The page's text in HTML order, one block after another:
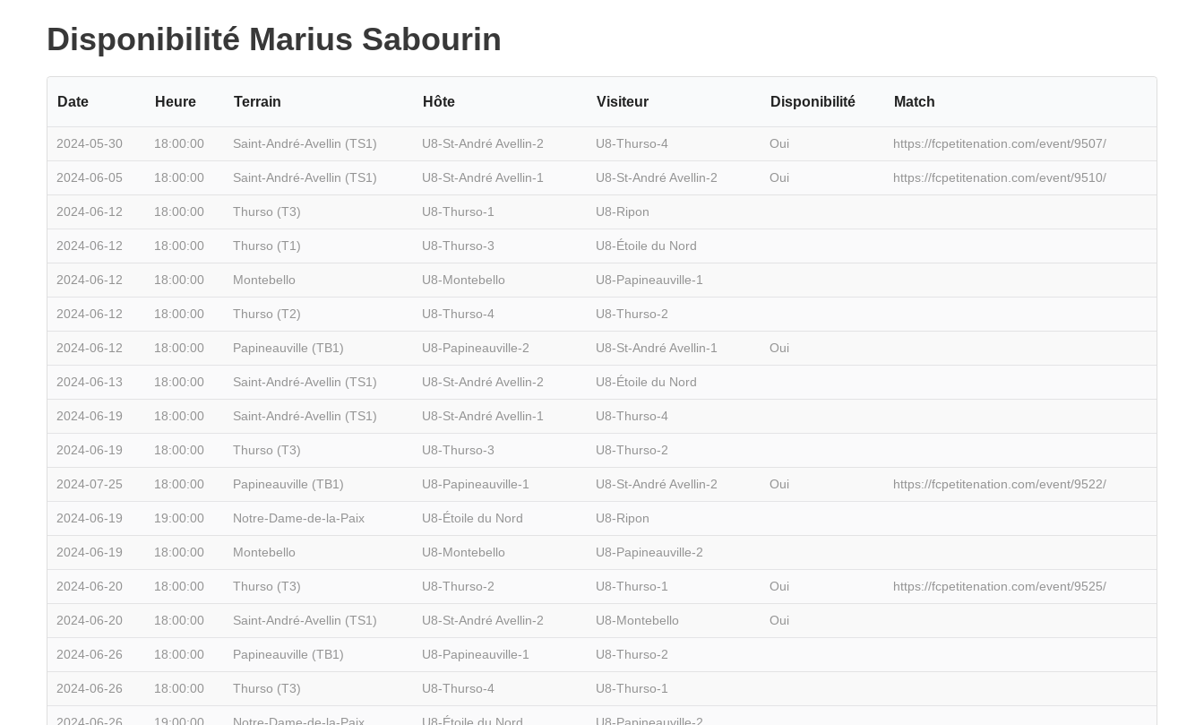
Disponibilité Marius Sabourin
Date Heure Terrain Hôte Visiteur Disponibilité Match
2024-05-30 18:00:00 Saint-André-Avellin (TS1) U8-St-André Avellin-2 U8-Thurso-4 Oui https://fcpetitenation.com/event/9507/
2024-06-05 18:00:00 Saint-André-Avellin (TS1) U8-St-André Avellin-1 U8-St-André Avellin-2 Oui https://fcpetitenation.com/event/9510/
2024-06-12 18:00:00 Thurso (T3) U8-Thurso-1 U8-Ripon
2024-06-12 18:00:00 Thurso (T1) U8-Thurso-3 U8-Étoile du Nord
2024-06-12 18:00:00 Montebello U8-Montebello U8-Papineauville-1
2024-06-12 18:00:00 Thurso (T2) U8-Thurso-4 U8-Thurso-2
2024-06-12 18:00:00 Papineauville (TB1) U8-Papineauville-2 U8-St-André Avellin-1 Oui
2024-06-13 18:00:00 Saint-André-Avellin (TS1) U8-St-André Avellin-2 U8-Étoile du Nord
2024-06-19 18:00:00 Saint-André-Avellin (TS1) U8-St-André Avellin-1 U8-Thurso-4
2024-06-19 18:00:00 Thurso (T3) U8-Thurso-3 U8-Thurso-2
2024-07-25 18:00:00 Papineauville (TB1) U8-Papineauville-1 U8-St-André Avellin-2 Oui https://fcpetitenation.com/event/9522/
2024-06-19 19:00:00 Notre-Dame-de-la-Paix U8-Étoile du Nord U8-Ripon
2024-06-19 18:00:00 Montebello U8-Montebello U8-Papineauville-2
2024-06-20 18:00:00 Thurso (T3) U8-Thurso-2 U8-Thurso-1 Oui https://fcpetitenation.com/event/9525/
2024-06-20 18:00:00 Saint-André-Avellin (TS1) U8-St-André Avellin-2 U8-Montebello Oui
2024-06-26 18:00:00 Papineauville (TB1) U8-Papineauville-1 U8-Thurso-2
2024-06-26 18:00:00 Thurso (T3) U8-Thurso-4 U8-Thurso-1
2024-06-26 19:00:00 Notre-Dame-de-la-Paix U8-Étoile du Nord U8-Papineauville-2